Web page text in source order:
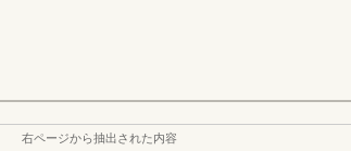
右ページから抽出された内容